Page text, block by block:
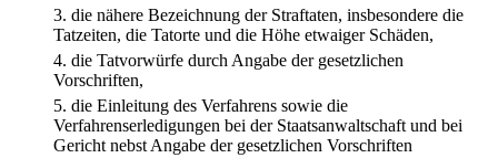
3. die nähere Bezeichnung der Straftaten, insbesondere die
Tatzeiten, die Tatorte und die Höhe etwaiger Schäden,
4. die Tatvorwürfe durch Angabe der gesetzlichen
Vorschriften,
5. die Einleitung des Verfahrens sowie die
Verfahrenserledigungen bei der Staatsanwaltschaft und bei
Gericht nebst Angabe der gesetzlichen Vorschriften